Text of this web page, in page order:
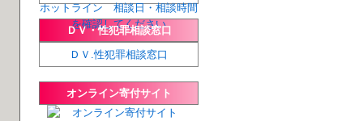
ホットライン 相談日・相談時間
を確認してください
ＤＶ・性犯罪相談窓口
ＤＶ.性犯罪相談窓口
オンライン寄付サイト